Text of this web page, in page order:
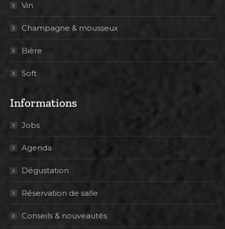
Vin
Champagne & mousseux
Bière
Soft
Informations
Jobs
Agenda
Dégustation
Réservation de salle
Conseils & nouveautés